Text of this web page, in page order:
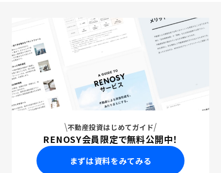
不動産投資はじめてガイド
RENOSY会員限定で無料公開中！
まずは資料をみてみる